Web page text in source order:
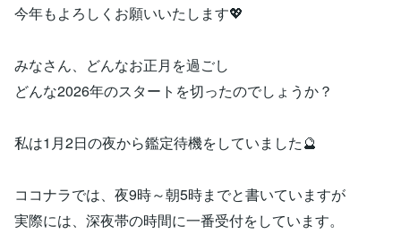
今年もよろしくお願いいたします💖
みなさん、どんなお正月を過ごし
どんな2026年のスタートを切ったのでしょうか？
私は1月2日の夜から鑑定待機をしていました🔮
ココナラでは、夜9時～朝5時までと書いていますが
実際には、深夜帯の時間に一番受付をしています。